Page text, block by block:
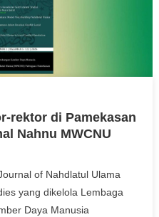
rektor di Pamekasan
Nahnu MWCNU
of Nahdlatul Ulama
yang dikelola Lembaga
Daya Manusia